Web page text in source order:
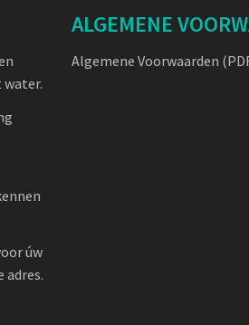
water.
úw
adres.
ALGEMENE
Algemene Voorwaarden